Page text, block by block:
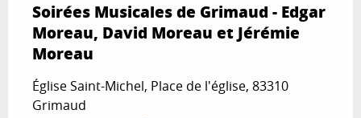
Soirées Musicales de Grimaud - Edgar
Moreau, David Moreau et Jérémie
Moreau
Église Saint-Michel, Place de l'église, 83310
Grimaud